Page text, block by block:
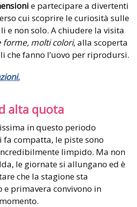
e partecipare a divertenti
cui scoprire le curiosità sulle
e non solo. A chiudere la visita
forme, molti colori, alla scoperta
che fanno l’uovo per riprodursi.
alta quota
in questo periodo
fa compatta, le piste sono
limpido. Ma non
le giornate si allungano ed è
che la stagione sta
e primavera convivono in